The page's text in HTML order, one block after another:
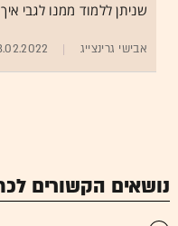
שניתן ללמוד ממנו לגבי
אבישי גרינצייג
נושאים הקשורים